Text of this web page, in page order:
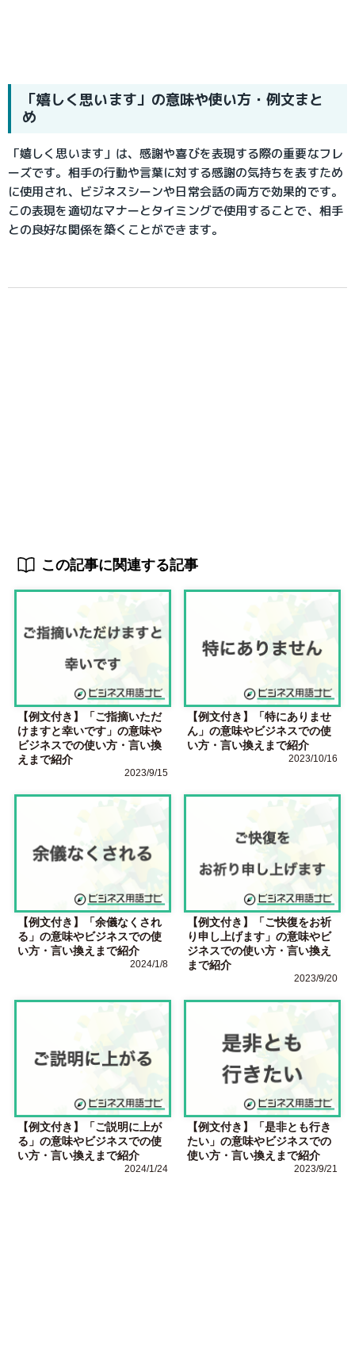
「嬉しく思います」の意味や使い方・例文まと
め
「嬉しく思います」は、感謝や喜びを表現する際の重要なフレ
ーズです。相手の行動や言葉に対する感謝の気持ちを表すため
に使用され、ビジネスシーンや日常会話の両方で効果的です。
この表現を適切なマナーとタイミングで使用することで、相手
との良好な関係を築くことができます。
この記事に関連する記事
【例文付き】「ご指摘いただ
けますと幸いです」の意味や
ビジネスでの使い方・言い換
えまで紹介
2023/9/15
【例文付き】「特にありませ
ん」の意味やビジネスでの使
い方・言い換えまで紹介
2023/10/16
【例文付き】「余儀なくされ
る」の意味やビジネスでの使
い方・言い換えまで紹介
2024/1/8
【例文付き】「ご快復をお祈
り申し上げます」の意味やビ
ジネスでの使い方・言い換え
まで紹介
2023/9/20
【例文付き】「ご説明に上が
る」の意味やビジネスでの使
い方・言い換えまで紹介
2024/1/24
【例文付き】「是非とも行き
たい」の意味やビジネスでの
使い方・言い換えまで紹介
2023/9/21